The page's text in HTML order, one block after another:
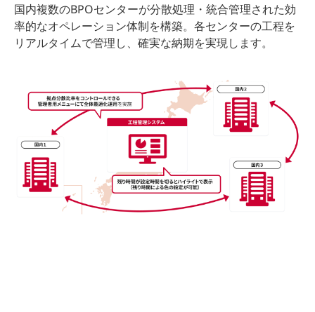
国内複数のBPOセンターが分散処理・統合管理された効
率的なオペレーション体制を構築。各センターの工程を
リアルタイムで管理し、確実な納期を実現します。